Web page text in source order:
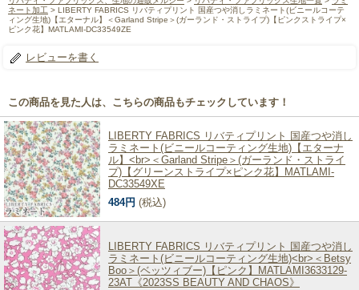
ネート加工 > LIBERTY FABRICS リバティプリント 国産つや消しラミネート(ビニールコーテ
ィング生地)【エターナル】＜Garland Stripe＞(ガーランド・ストライプ)【ピンクストライプ×
ピンク花】MATLAMI-DC33549ZE
レビューを書く
この商品を見た人は、こちらの商品もチェックしています！
LIBERTY FABRICS リバティプリント 国産つや消し
ラミネート(ビニールコーティング生地)【エターナ
ル】<br>＜Garland Stripe＞(ガーランド・ストライ
プ)【グリーンストライプ×ピンク花】MATLAMI-
DC33549XE
484円 (税込)
LIBERTY FABRICS リバティプリント 国産つや消し
ラミネート(ビニールコーティング生地)<br>＜Betsy
Boo＞(ベッツィブー)【ピンク】MATLAMI3633129-
23AT《2023SS BEAUTY AND CHAOS》